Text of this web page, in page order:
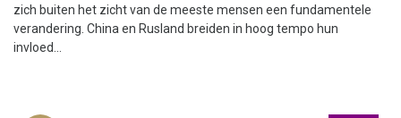
zich buiten het zicht van de meeste mensen een fundamentele
verandering. China en Rusland breiden in hoog tempo hun
invloed...